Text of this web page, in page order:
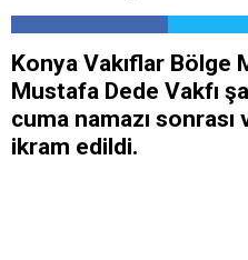
Konya Vakıflar Bölge
Mustafa Dede Vakfı
cuma namazı
ikram edildi.